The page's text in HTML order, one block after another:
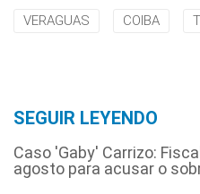
VERAGUAS COIBA
SEGUIR LEYENDO
Caso 'Gaby' Carrizo:
agosto para acusar o